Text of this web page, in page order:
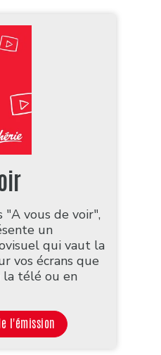
"A vous de voir",
un
qui vaut la
vos écrans que
la télé ou en
l'émission